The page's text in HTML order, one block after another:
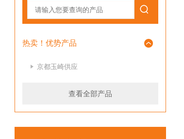
热卖！优势产品
京都玉崎供应
查看全部产品